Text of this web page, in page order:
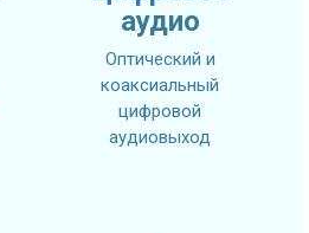
аудио
Оптический и
коаксиальный
цифровой
аудиовыход